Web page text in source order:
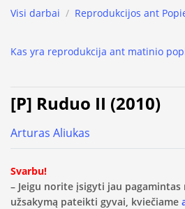
Visi darbai / Reprodukcijos ant
Kas yra reprodukcija ant matinio
[P] Ruduo II (2010)
Arturas Aliukas
Svarbu!
– Jeigu norite įsigyti jau
užsakymą pateikti gyvai, kviečiame